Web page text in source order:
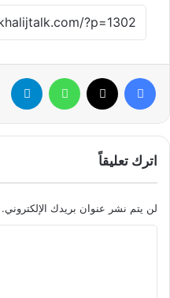
فيسبوك واتساب
اترك تعليقاً
لن يتم نشر عنوان بريدك الإلكتروني.